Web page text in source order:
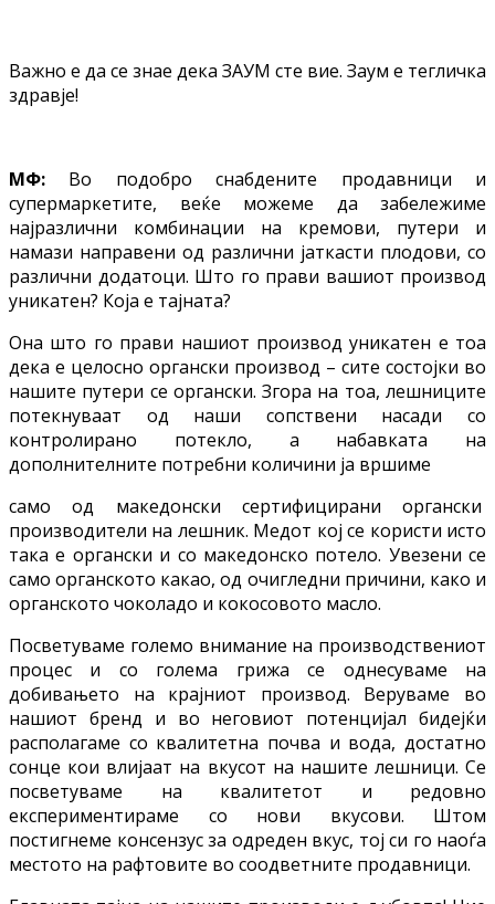
Важно е да се знае дека ЗАУМ сте вие. Заум е тегличка
здравје!
МФ: Во подобро снабдените продавници и
супермаркетите, веќе можеме да забележиме
најразлични комбинации на кремови, путери и
намази направени од различни јаткасти плодови, со
различни додатоци. Што го прави вашиот производ
уникатен? Која е тајната?
Она што го прави нашиот производ уникатен е тоа
дека е целосно органски производ – сите состојки во
нашите путери се органски. Згора на тоа, лешниците
потекнуваат од наши сопствени насади со
контролирано потекло, а набавката на
дополнителните потребни количини ја вршиме
само од македонски сертифицирани органски
производители на лешник. Медот кој се користи исто
така е органски и со македонско потело. Увезени се
само органското какао, од очигледни причини, како и
органското чоколадо и кокосовото масло.
Посветуваме големо внимание на производствениот
процес и со голема грижа се однесуваме на
добивањето на крајниот производ. Веруваме во
нашиот бренд и во неговиот потенцијал бидејќи
располагаме со квалитетна почва и вода, достатно
сонце кои влијаат на вкусот на нашите лешници. Се
посветуваме на квалитетот и редовно
експериментираме со нови вкусови. Штом
постигнеме консензус за одреден вкус, тој си го наоѓа
местото на рафтовите во соодветните продавници.